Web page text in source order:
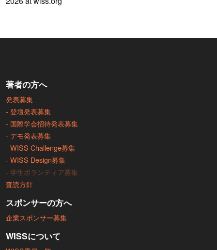
著者の方へ
発表募集
- 登壇発表募集
- 国際学会招待発表募集
- デモ発表募集
- WISS Challenge募集
- WISS Design募集
- 学生ボランティア募集
査読方針
スポンサーの方へ
企業スポンサー募集
WISSについて